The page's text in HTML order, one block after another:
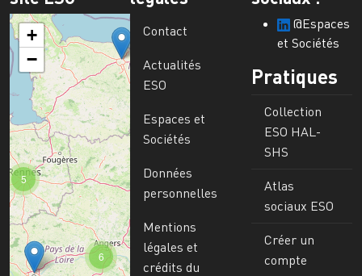
6
5
+
−
Contact
Actualités
ESO
Espaces et
Sociétés
Données
personnelles
Mentions
légales et
crédits du
@Espaces
et Sociétés
Pratiques
Collection
ESO HAL-
SHS
Atlas
sociaux ESO
Créer un
compte